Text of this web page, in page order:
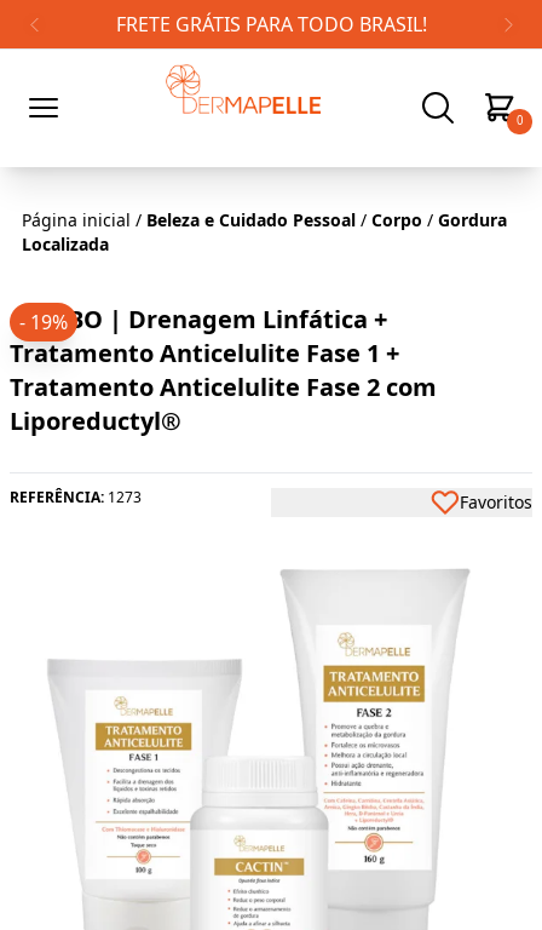
FRETE GRÁTIS PARA TODO BRASIL!
0
Página inicial / Beleza e Cuidado Pessoal / Corpo / Gordura
Localizada
COMBO | Drenagem Linfática +
Tratamento Anticelulite Fase 1 +
Tratamento Anticelulite Fase 2 com
Liporeductyl®
REFERÊNCIA: 1273 Favoritos
- 19%